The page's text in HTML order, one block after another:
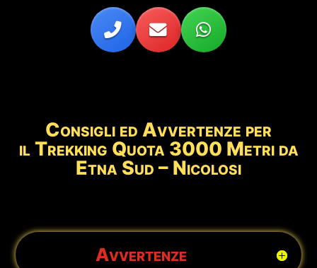
Consigli ed Avvertenze per
il Trekking Quota 3000 Metri da
Etna Sud – Nicolosi
Avvertenze